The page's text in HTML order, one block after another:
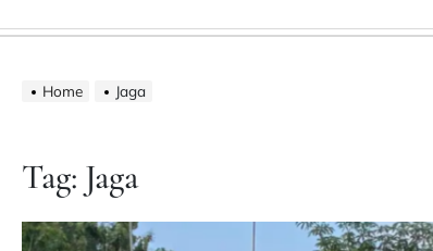
Home Jaga
Tag: Jaga